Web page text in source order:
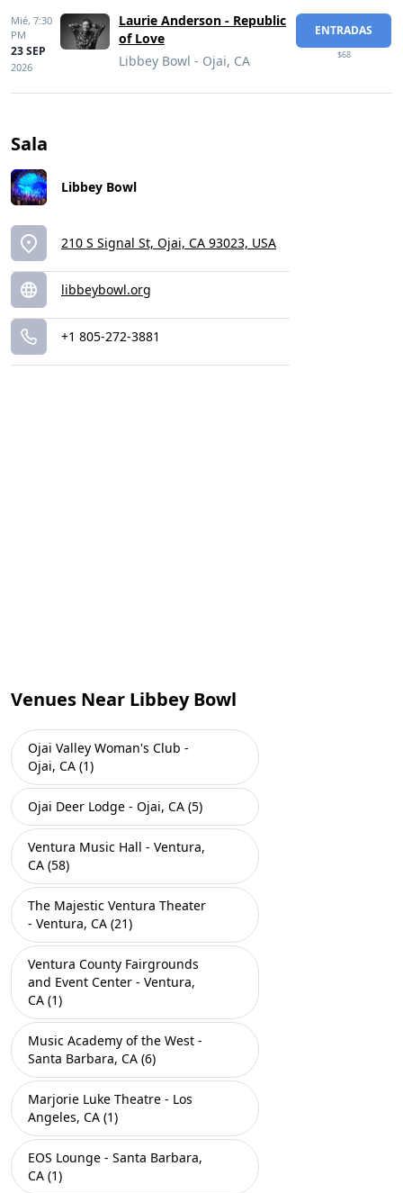
Mié, 7:30
PM
23 SEP
2026
Laurie Anderson - Republic
of Love
Libbey Bowl - Ojai, CA
ENTRADAS
$68
Sala
Libbey Bowl
210 S Signal St, Ojai, CA 93023, USA
libbeybowl.org
+1 805-272-3881
Venues Near Libbey Bowl
Ojai Valley Woman's Club -
Ojai, CA (1)
Ojai Deer Lodge - Ojai, CA (5)
Ventura Music Hall - Ventura,
CA (58)
The Majestic Ventura Theater
- Ventura, CA (21)
Ventura County Fairgrounds
and Event Center - Ventura,
CA (1)
Music Academy of the West -
Santa Barbara, CA (6)
Marjorie Luke Theatre - Los
Angeles, CA (1)
EOS Lounge - Santa Barbara,
CA (1)